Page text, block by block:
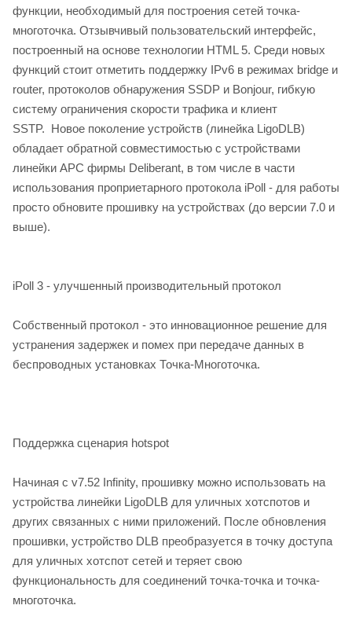
функции, необходимый для построения сетей точка-
многоточка. Отзывчивый пользовательский интерфейс,
построенный на основе технологии HTML 5. Среди новых
функций стоит отметить поддержку IPv6 в режимах bridge и
router, протоколов обнаружения SSDP и Bonjour, гибкую
систему ограничения скорости трафика и клиент
SSTP. Новое поколение устройств (линейка LigoDLB)
обладает обратной совместимостью с устройствами
линейки APC фирмы Deliberant, в том числе в части
использования проприетарного протокола iPoll - для работы
просто обновите прошивку на устройствах (до версии 7.0 и
выше).
iPoll 3 - улучшенный производительный протокол
Собственный протокол - это инновационное решение для
устранения задержек и помех при передаче данных в
беспроводных установках Точка-Многоточка.
Поддержка сценария hotspot
Начиная с v7.52 Infinity, прошивку можно использовать на
устройства линейки LigoDLB для уличных хотспотов и
других связанных с ними приложений. После обновления
прошивки, устройство DLB преобразуется в точку доступа
для уличных хотспот сетей и теряет свою
функциональность для соединений точка-точка и точка-
многоточка.